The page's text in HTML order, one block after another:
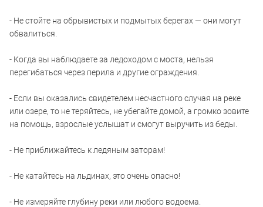
- Не стойте на обрывистых и подмытых берегах — они могут
обвалиться.
- Когда вы наблюдаете за ледоходом с моста, нельзя
перегибаться через перила и другие ограждения.
- Если вы оказались свидетелем несчастного случая на реке
или озере, то не теряйтесь, не убегайте домой, а громко зовите
на помощь, взрослые услышат и смогут выручить из беды.
- Не приближайтесь к ледяным заторам!
- Не катайтесь на льдинах, это очень опасно!
- Не измеряйте глубину реки или любого водоема.